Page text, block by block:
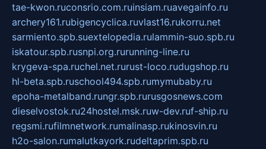
tae-kwon.ruconsrio.com.ruinsiam.ruavegainfo.ru
archery161.rubigencyclica.ruvlast16.rukorru.net
sarmiento.spb.suextelopedia.rulammin-suo.spb.ru
iskatour.spb.rusnpi.org.rurunning-line.ru
krygeva-spa.ruchel.net.rurust-loco.rudugshop.ru
hl-beta.spb.ruschool494.spb.rumymubaby.ru
epoha-metalband.rungr.spb.rurusgosnews.com
dieselvostok.ru24hostel.msk.ruw-dev.ruf-ship.ru
regsmi.rufilmnetwork.rumalinasp.rukinosvin.ru
h2o-salon.rumalutkayork.rudeltaprim.spb.ru